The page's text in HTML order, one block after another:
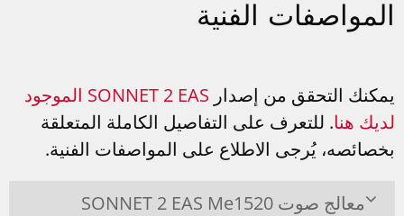
المواصفات الفنية
يمكنك التحقق من إصدار
SONNET 2 EAS الموجود
لديك هنا. للتعرف على التفاصيل الكاملة المتعلقة
بخصائصه، يُرجى الاطلاع على المواصفات الفنية.
معالج صوت SONNET 2 EAS Me1520